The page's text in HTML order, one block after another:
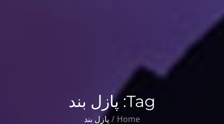
Tag: پازل بند
Home پازل بند